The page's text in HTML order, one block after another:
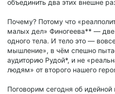
объединить два этих внешне
Почему? Потому что
малых дел» Финогеева** —
одного тела. И тело это —
мышление», в чём спешно
аудиторию Рудой*, и не
людям» от второго нашего
Поговорим сегодня об